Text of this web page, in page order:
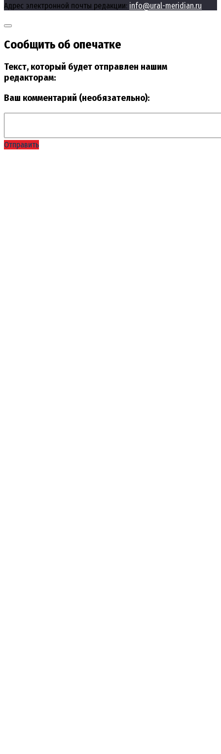
Адрес электронной почты редакции: info@ural-meridian.ru
Сообщить об опечатке
Текст, который будет отправлен нашим
редакторам:
Ваш комментарий (необязательно):
Отправить